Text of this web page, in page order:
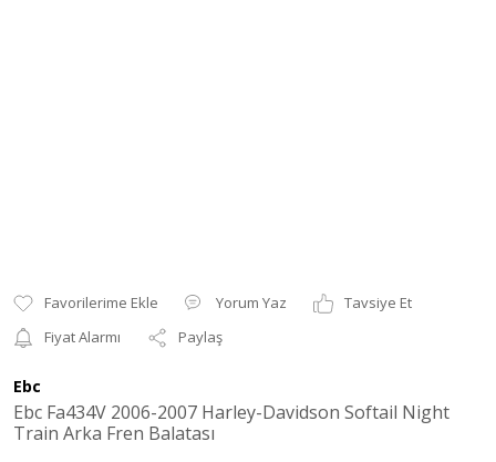
Yorum Yaz
Tavsiye Et
Fiyat Alarmı
Paylaş
Ebc
Ebc Fa434V 2006-2007 Harley-Davidson Softail Night
Train Arka Fren Balatası